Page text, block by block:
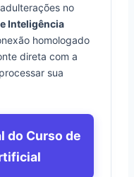
no
Inteligência
homologado
direta com a
sua
do Curso de